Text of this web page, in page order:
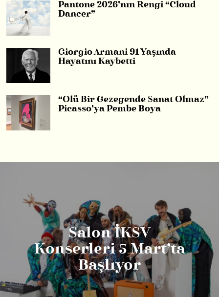
Pantone 2026’nın Rengi “Cloud
Dancer”
Giorgio Armani 91 Yaşında
Hayatını Kaybetti
“Ölü Bir Gezegende Sanat Olmaz”
Picasso’ya Pembe Boya
Salon İKSV
Konserleri 5 Mart’ta
Başlıyor